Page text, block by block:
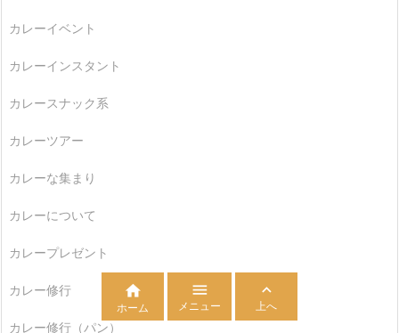
カレーイベント
カレーインスタント
カレースナック系
カレーツアー
カレーな集まり
カレーについて
カレープレゼント
カレー修行
カレー修行（パン）

ホーム

メニュー

上へ